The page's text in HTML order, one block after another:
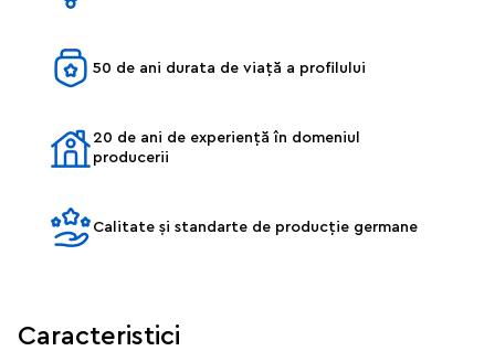
50 de ani durata de viață a profilului
20 de ani de experiență în domeniul
producerii
Calitate și standarte de producție germane
Caracteristici